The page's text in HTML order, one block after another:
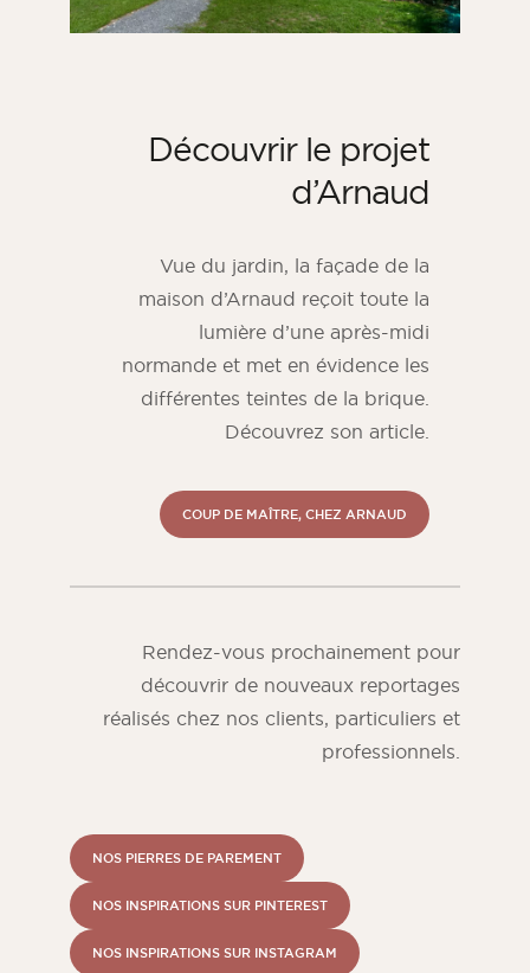
Découvrir le projet
d’Arnaud
Vue du jardin, la façade de la
maison d’Arnaud reçoit toute la
lumière d’une après-midi
normande et met en évidence les
différentes teintes de la brique.
Découvrez son article.
COUP DE MAÎTRE, CHEZ ARNAUD
Rendez-vous prochainement pour
découvrir de nouveaux reportages
réalisés chez nos clients, particuliers et
professionnels.
NOS PIERRES DE PAREMENT
NOS INSPIRATIONS SUR PINTEREST
NOS INSPIRATIONS SUR INSTAGRAM